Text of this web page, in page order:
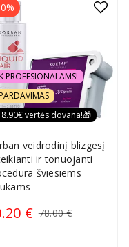
PROFESIONALAMS!
vertės dovana!🎁
veidrodinį blizgesį
ir tonuojanti
šviesiems
€ 78.00 €